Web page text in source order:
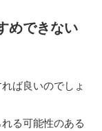
めできない
ば良いのでしょ
る可能性のある